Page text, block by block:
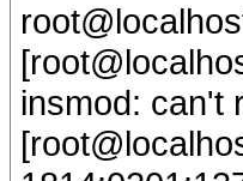
insmod: can't